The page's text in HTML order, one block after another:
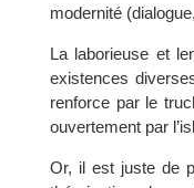
modernité
La laborieuse et
existences
renforce par le
ouvertement par
Or, il est juste de